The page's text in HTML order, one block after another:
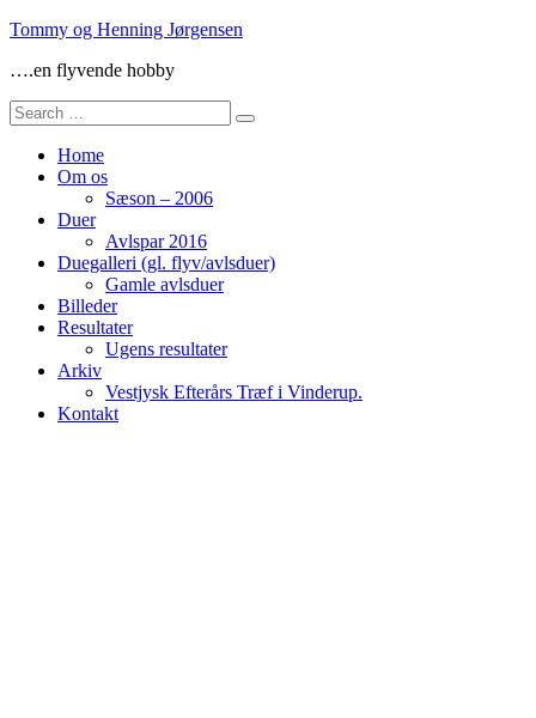
Skip
content
Tommy og Henning Jørgensen
….en flyvende hobby
Search
for:
Home
Om os
Sæson – 2006
Duer
Avlspar 2016
Duegalleri (gl. flyv/avlsduer)
Gamle avlsduer
Billeder
Resultater
Ugens resultater
Arkiv
Vestjysk Efterårs Træf i Vinderup.
Kontakt